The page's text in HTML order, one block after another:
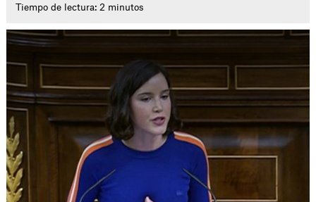
Tiempo de lectura: 2 minutos